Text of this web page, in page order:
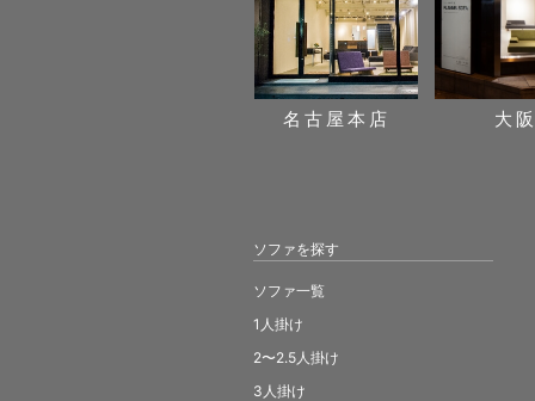
名古屋本店 大阪
ソファを探す
ソファ一覧
1人掛け
2〜2.5人掛け
3人掛け